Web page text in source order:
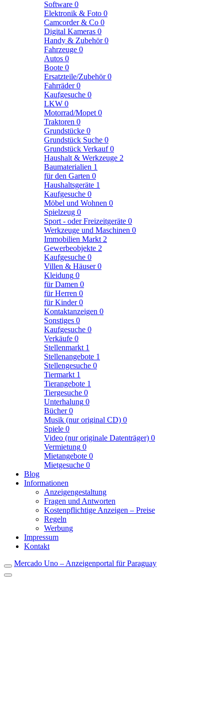
Software 0
Elektronik & Foto 0
Camcorder & Co 0
Digital Kameras 0
Handy & Zubehör0
Fahrzeuge 0
Autos 0
Boote 0
Ersatzteile/Zubehör0
Fahrräder0
Kaufgesuche 0
LKW 0
Motorrad/Mopet 0
Traktoren 0
Grundstücke 0
Grundstück Suche 0
Grundstück Verkauf0
Haushalt & Werkzeuge 2
Baumaterialien 1
für den Garten 0
Haushaltsgeräte 1
Kaufgesuche 0
Möbel und Wohnen 0
Spielzeug 0
Sport - oder Freizeitgeräte 0
Werkzeuge und Maschinen 0
Immobilien Markt 2
Gewerbeobjekte 2
Kaufgesuche 0
Villen & Häuser0
Kleidung 0
für Damen 0
für Herren 0
für Kinder0
Kontaktanzeigen 0
Sonstiges 0
Kaufgesuche 0
Verkäufe 0
Stellenmarkt 1
Stellenangebote 1
Stellengesuche 0
Tiermarkt 1
Tierangebote 1
Tiergesuche 0
Unterhalung 0
Bücher0
Musik (nur original CD) 0
Spiele 0
Video (nur originale Datenträger) 0
Vermietung 0
Mietangebote 0
Mietgesuche 0
Blog
Informationen
Anzeigengestaltung
Fragen und Antworten
Kostenpflichtige Anzeigen – Preise
Regeln
Werbung
Impressum
Kontakt
Mercado Uno – Anzeigenportal für Paraguay